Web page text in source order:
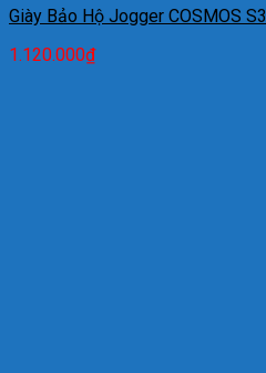
Giày Bảo Hộ Jogger COSMOS S3
1.120.000₫